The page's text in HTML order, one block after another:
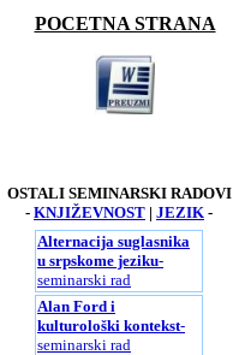
POCETNA STRANA
OSTALI SEMINARSKI RADOVI
- KNJIŽEVNOST | JEZIK -
Alternacija suglasnika
u srpskome jeziku-
seminarski rad
Alan Ford i
kulturološki kontekst-
seminarski rad